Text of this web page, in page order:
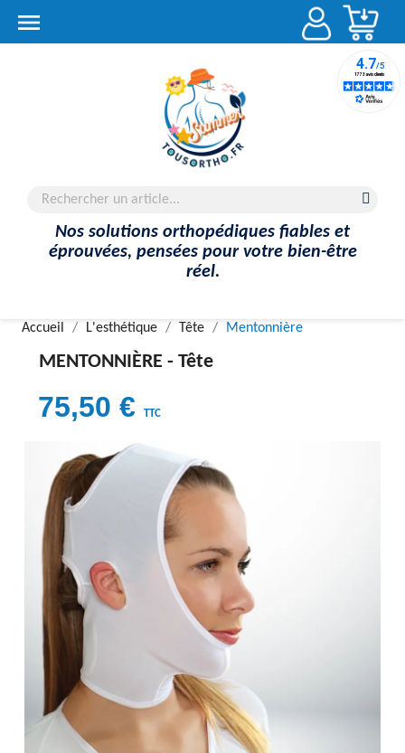

Nos solutions orthopédiques fiables et
éprouvées, pensées pour votre bien-être
réel.
Accueil L'esthétique Tête Mentonnière
MENTONNIÈRE - Tête
75,50 € TTC